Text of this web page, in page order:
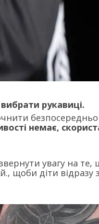
рукавиці.
безпосередньо
немає,
увагу на те,
щоби діти відразу